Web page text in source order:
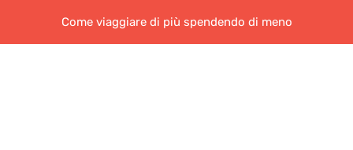
Come viaggiare di più spendendo di meno